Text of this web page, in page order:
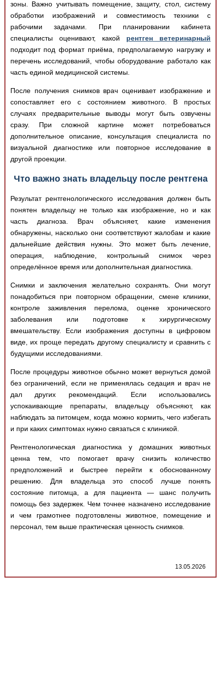
зоны. Важно учитывать помещение, защиту, стол, систему
обработки изображений и совместимость техники с
рабочими задачами. При планировании кабинета
специалисты оценивают, какой рентген ветеринарный
подходит под формат приёма, предполагаемую нагрузку и
перечень исследований, чтобы оборудование работало как
часть единой медицинской системы.
После получения снимков врач оценивает изображение и
сопоставляет его с состоянием животного. В простых
случаях предварительные выводы могут быть озвучены
сразу. При сложной картине может потребоваться
дополнительное описание, консультация специалиста по
визуальной диагностике или повторное исследование в
другой проекции.
Что важно знать владельцу после рентгена
Результат рентгенологического исследования должен быть
понятен владельцу не только как изображение, но и как
часть диагноза. Врач объясняет, какие изменения
обнаружены, насколько они соответствуют жалобам и какие
дальнейшие действия нужны. Это может быть лечение,
операция, наблюдение, контрольный снимок через
определённое время или дополнительная диагностика.
Снимки и заключения желательно сохранять. Они могут
понадобиться при повторном обращении, смене клиники,
контроле заживления перелома, оценке хронического
заболевания или подготовке к хирургическому
вмешательству. Если изображения доступны в цифровом
виде, их проще передать другому специалисту и сравнить с
будущими исследованиями.
После процедуры животное обычно может вернуться домой
без ограничений, если не применялась седация и врач не
дал других рекомендаций. Если использовались
успокаивающие препараты, владельцу объясняют, как
наблюдать за питомцем, когда можно кормить, чего избегать
и при каких симптомах нужно связаться с клиникой.
Рентгенологическая диагностика у домашних животных
ценна тем, что помогает врачу снизить количество
предположений и быстрее перейти к обоснованному
решению. Для владельца это способ лучше понять
состояние питомца, а для пациента — шанс получить
помощь без задержек. Чем точнее назначено исследование
и чем грамотнее подготовлены животное, помещение и
персонал, тем выше практическая ценность снимков.
13.05.2026